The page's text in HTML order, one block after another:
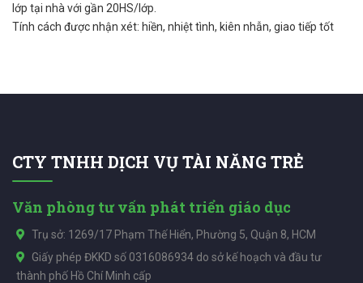
lớp tại nhà với gần 20HS/lớp.
Tính cách được nhận xét: hiền, nhiệt tình, kiên nhẫn, giao tiếp tốt
CTY TNHH DỊCH VỤ TÀI NĂNG TRẺ
Văn phòng tư vấn phát triển giáo dục
Trụ sở: 1269/17 Phạm Thế Hiển, Phường 5, Quận 8, HCM
Giấy phép ĐKKD số 0316086934 do sở kế hoạch và đầu tư
thành phố Hồ Chí Minh cấp